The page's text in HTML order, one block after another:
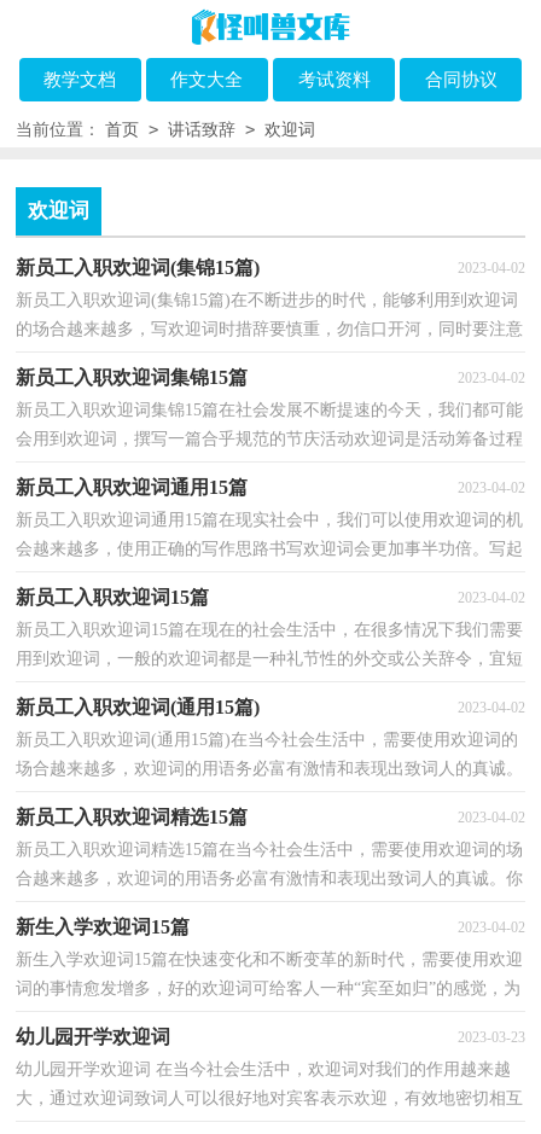
教学文档 作文大全 考试资料 合同协议
当前位置： 首页 > 讲话致辞 > 欢迎词
欢迎词
新员工入职欢迎词(集锦15篇) 2023-04-02
新员工入职欢迎词(集锦15篇)在不断进步的时代，能够利用到欢迎词
的场合越来越多，写欢迎词时措辞要慎重，勿信口开河，同时要注意
新员工入职欢迎词集锦15篇 2023-04-02
新员工入职欢迎词集锦15篇在社会发展不断提速的今天，我们都可能
会用到欢迎词，撰写一篇合乎规范的节庆活动欢迎词是活动筹备过程
新员工入职欢迎词通用15篇 2023-04-02
新员工入职欢迎词通用15篇在现实社会中，我们可以使用欢迎词的机
会越来越多，使用正确的写作思路书写欢迎词会更加事半功倍。写起
新员工入职欢迎词15篇 2023-04-02
新员工入职欢迎词15篇在现在的社会生活中，在很多情况下我们需要
用到欢迎词，一般的欢迎词都是一种礼节性的外交或公关辞令，宜短
新员工入职欢迎词(通用15篇) 2023-04-02
新员工入职欢迎词(通用15篇)在当今社会生活中，需要使用欢迎词的
场合越来越多，欢迎词的用语务必富有激情和表现出致词人的真诚。
新员工入职欢迎词精选15篇 2023-04-02
新员工入职欢迎词精选15篇在当今社会生活中，需要使用欢迎词的场
合越来越多，欢迎词的用语务必富有激情和表现出致词人的真诚。你
新生入学欢迎词15篇 2023-04-02
新生入学欢迎词15篇在快速变化和不断变革的新时代，需要使用欢迎
词的事情愈发增多，好的欢迎词可给客人一种“宾至如归”的感觉，为
幼儿园开学欢迎词 2023-03-23
幼儿园开学欢迎词 在当今社会生活中，欢迎词对我们的作用越来越
大，通过欢迎词致词人可以很好地对宾客表示欢迎，有效地密切相互